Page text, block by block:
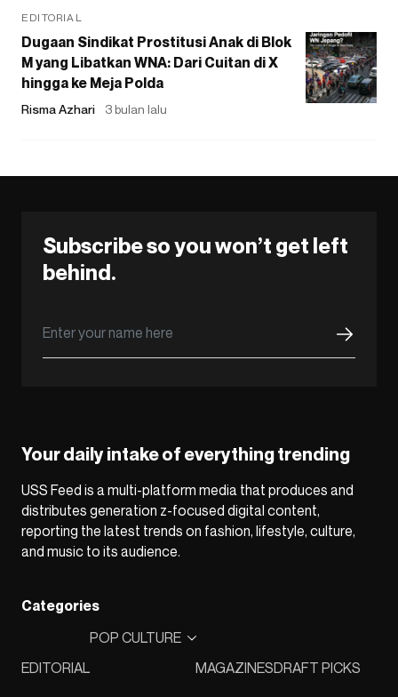
EDITORIAL
Dugaan Sindikat Prostitusi Anak di Blok
M yang Libatkan WNA: Dari Cuitan di X
hingga ke Meja Polda
Risma Azhari 3 bulan lalu
Subscribe so you won’t get left
behind.
Your daily intake of everything trending
USS Feed is a multi-platform media that produces and
distributes generation z-focused digital content,
reporting the latest trends on fashion, lifestyle, culture,
and music to its audience.
Categories
EDITORIAL
POP CULTURE
MAGAZINESDRAFT PICKS